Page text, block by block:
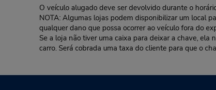
O veículo alugado deve ser devolvido durante o
NOTA: Algumas lojas podem disponibilizar um local
qualquer dano que possa ocorrer ao veículo fora do
Se a loja não tiver uma caixa para deixar a chave,
carro. Será cobrada uma taxa do cliente para que o